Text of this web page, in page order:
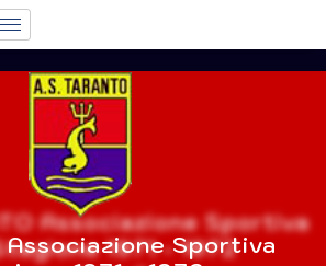
Associazione Sportiva